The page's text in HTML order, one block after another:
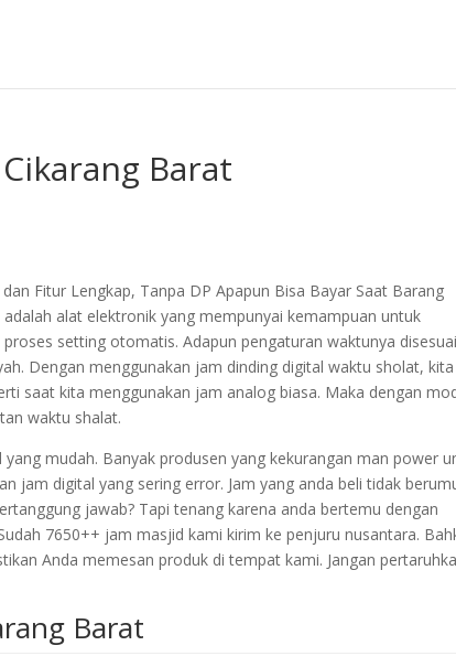
Barat
Fitur Lengkap, Tanpa DP Apapun Bisa Bayar Saat Barang
alat elektronik yang mempunyai kemampuan untuk
setting otomatis. Adapun pengaturan waktunya
Dengan menggunakan jam dinding digital waktu sholat, kita
saat kita menggunakan jam analog biasa. Maka dengan
waktu shalat.
mudah. Banyak produsen yang kekurangan man power
jam digital yang sering error. Jam yang anda beli tidak
jawab? Tapi tenang karena anda bertemu dengan
7650++ jam masjid kami kirim ke penjuru nusantara.
Anda memesan produk di tempat kami. Jangan
Barat